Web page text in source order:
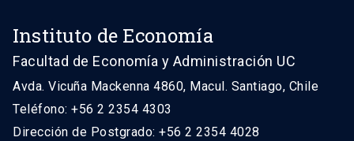
Instituto de Economía
Facultad de Economía y Administración UC
Avda. Vicuña Mackenna 4860, Macul. Santiago, Chile
Teléfono: +56 2 2354 4303
Dirección de Postgrado: +56 2 2354 4028